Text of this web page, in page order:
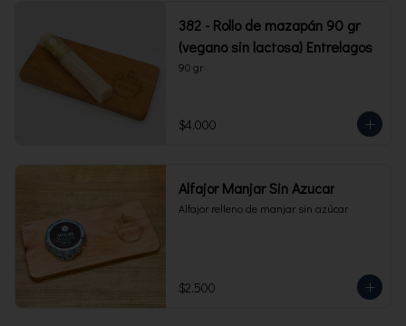
382 - Rollo de mazapán 90 gr
(vegano sin lactosa) Entrelagos
90 gr
$4.000
Alfajor Manjar Sin Azucar
Alfajor relleno de manjar sin azúcar
$2.500